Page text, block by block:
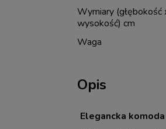
Opis
Elegancka
Wymiary (głębokość
wysokość) cm
Waga